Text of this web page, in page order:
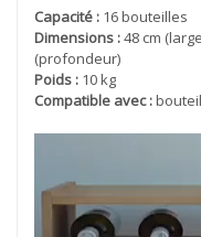
Capacité : 16 bouteilles
Dimensions :48 cm
(profondeur)
Poids : 10 kg
Compatible avec :